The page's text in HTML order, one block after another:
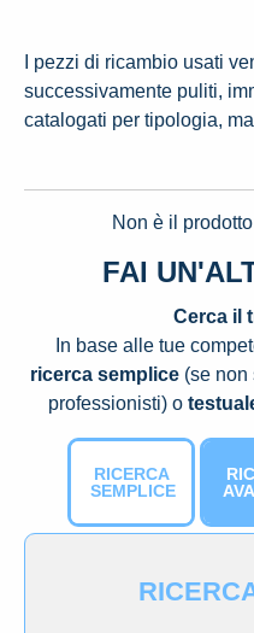
I pezzi di ricambio usati
successivamente puliti,
catalogati per tipologia,
Non è il
FAI
Cerca il
In base alle tue
ricerca semplice (se non
professionisti) o
RICERCA
SEMPLICE